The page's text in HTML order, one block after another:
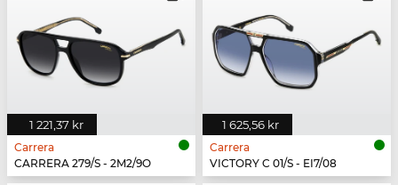
1 221,37 kr
Carrera
CARRERA 279/S - 2M2/9O
1 625,56 kr
Carrera
VICTORY C 01/S - EI7/08